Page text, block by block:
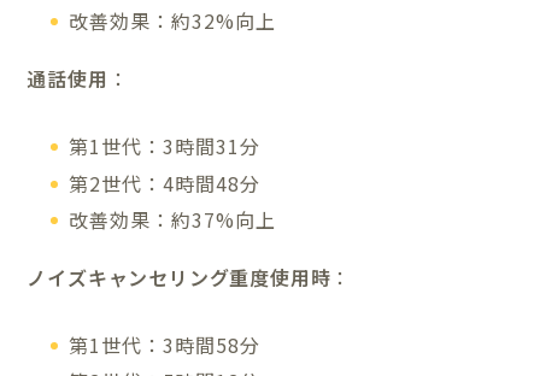
改善効果：約32%向上
通話使用 ：
第1世代：3時間31分
第2世代：4時間48分
改善効果：約37%向上
ノイズキャンセリング重度使用時 ：
第1世代：3時間58分